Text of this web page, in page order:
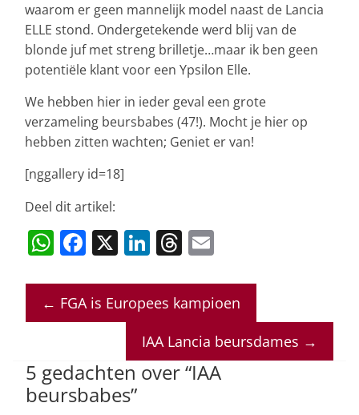
waarom er geen mannelijk model naast de Lancia
ELLE stond. Ondergetekende werd blij van de
blonde juf met streng brilletje…maar ik ben geen
potentiële klant voor een Ypsilon Elle.
We hebben hier in ieder geval een grote
verzameling beursbabes (47!). Mocht je hier op
hebben zitten wachten; Geniet er van!
[nggallery id=18]
Deel dit artikel:
W
at
s
p
p
F
c
e
o
o
X Li
k
e
dI
n
T
re
a
d
s
ai
l
← FGA is Europees kampioen
IAA Lancia beursdames →
5 gedachten over “IAA
beursbabes”